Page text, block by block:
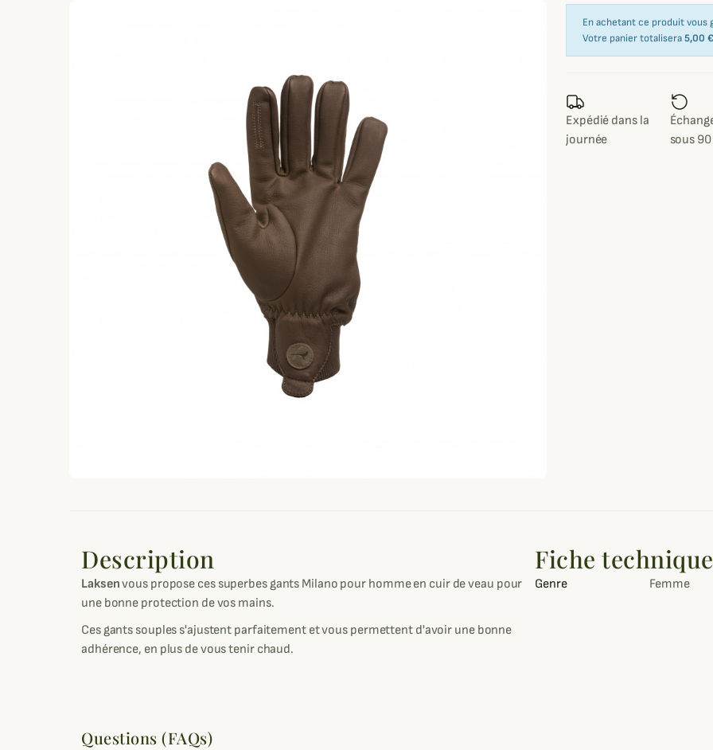
En achetant ce produit vous
Votre panier totalisera5,00 €
Expédié dans la
journée
sous
Description
Laksenvous propose ces superbes gants Milano pour homme en cuir de veau pour
une bonne protection de vos mains.
Ces gants souples s'ajustent parfaitement et vous permettent d'avoir une bonne
adhérence, en plus de vous tenir chaud.
Fiche technique
Genre Femme
Questions (FAQs)